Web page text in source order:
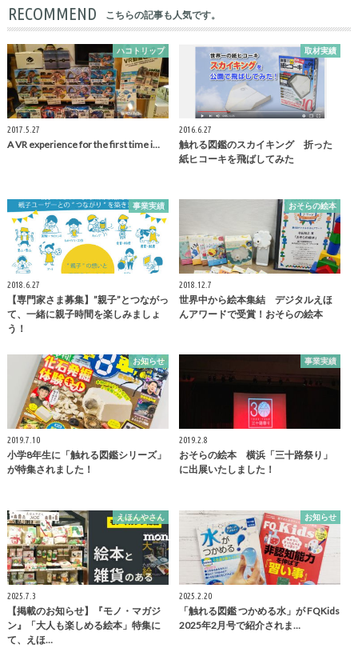
RECOMMEND こちらの記事も人気です。
ハコトリップ
2017.5.27
A VR experience for the first time i…
取材実績
2016.6.27
触れる図鑑のスカイキング 折った
紙ヒコーキを飛ばしてみた
事業実績
2018.6.27
【専門家さま募集】”親子”とつながっ
て、一緒に親子時間を楽しみましょ
う！
おそらの絵本
2018.12.7
世界中から絵本集結 デジタルえほ
んアワードで受賞！おそらの絵本
お知らせ
2019.7.10
小学8年生に「触れる図鑑シリーズ」
が特集されました！
事業実績
2019.2.8
おそらの絵本 横浜「三十路祭り」
に出展いたしました！
えほんやさん
2025.7.3
【掲載のお知らせ】『モノ・マガジ
ン』「大人も楽しめる絵本」特集に
て、えほ…
お知らせ
2025.2.20
「触れる図鑑 つかめる水」が FQKids
2025年2月号で紹介されま…